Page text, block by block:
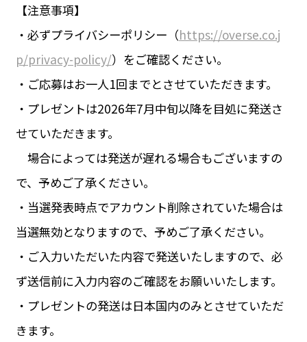
【注意事項】
・必ずプライバシーポリシー（https://overse.co.j
p/privacy-policy/）をご確認ください。
・ご応募はお一人1回までとさせていただきます。
・プレゼントは2026年7月中旬以降を目処に発送さ
せていただきます。
場合によっては発送が遅れる場合もございますの
で、予めご了承ください。
・当選発表時点でアカウント削除されていた場合は
当選無効となりますので、予めご了承ください。
・ご入力いただいた内容で発送いたしますので、必
ず送信前に入力内容のご確認をお願いいたします。
・プレゼントの発送は日本国内のみとさせていただ
きます。